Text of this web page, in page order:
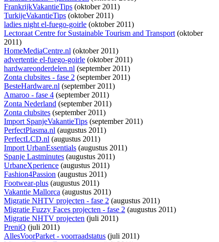
FrankrijkVakantieTips (oktober 2011)
TurkijeVakantieTips (oktober 2011)
ladies night el-fuego-goirle (oktober 2011)
Lectoraat Centre for Sustainable Tourism and Transport(oktober
2011)
HomeMediaCentre.nl (oktober 2011)
advertentie el-fuego-goirle (oktober 2011)
hardwareonderdelen.nl (september 2011)
Zonta clubsites - fase 2 (september 2011)
BesteHardware.nl (september 2011)
Amaroo - fase 4 (september 2011)
Zonta Nederland (september 2011)
Zonta clubsites (september 2011)
Import SpanjeVakantieTips (september 2011)
PerfectPlasma.nl (augustus 2011)
PerfectLCD.nl (augustus 2011)
Import UrbanEssentials (augustus 2011)
Spanje Lastminutes (augustus 2011)
UrbaneXperience (augustus 2011)
Fashion4Passion (augustus 2011)
Footwear-plus (augustus 2011)
Vakantie Mallorca (augustus 2011)
Migratie NHTV projecten - fase 2 (augustus 2011)
Migratie Fuzzy Faces projecten - fase 2 (augustus 2011)
Migratie NHTV projecten (juli 2011)
PreniQ (juli 2011)
AllesVoorParket - voorraadstatus (juli 2011)